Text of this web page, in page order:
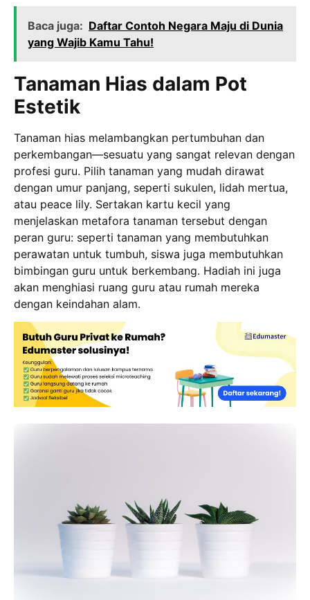
Baca juga: Daftar Contoh Negara Maju di Dunia
yang Wajib Kamu Tahu!
Tanaman Hias dalam Pot
Estetik
Tanaman hias melambangkan pertumbuhan dan
perkembangan—sesuatu yang sangat relevan dengan
profesi guru. Pilih tanaman yang mudah dirawat
dengan umur panjang, seperti sukulen, lidah mertua,
atau peace lily. Sertakan kartu kecil yang
menjelaskan metafora tanaman tersebut dengan
peran guru: seperti tanaman yang membutuhkan
perawatan untuk tumbuh, siswa juga membutuhkan
bimbingan guru untuk berkembang. Hadiah ini juga
akan menghiasi ruang guru atau rumah mereka
dengan keindahan alam.